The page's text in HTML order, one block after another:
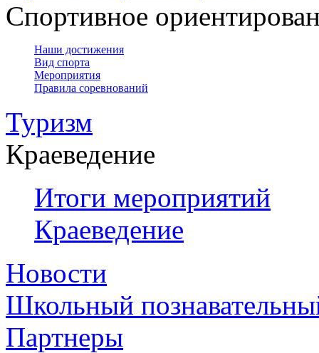
Спортивное
Наши достижения
Вид спорта
Мероприятия
Правила соревнований
Туризм
Краеведение
Итоги мероприятий
Краеведение
Новости
Школьный
Партнеры